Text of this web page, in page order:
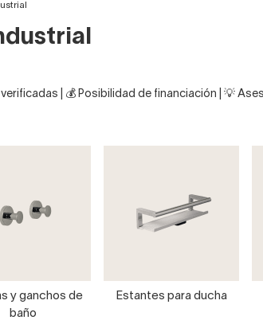
| 💰 Posibilidad de financiación | 💡
y ganchos de
baño
Estantes para ducha